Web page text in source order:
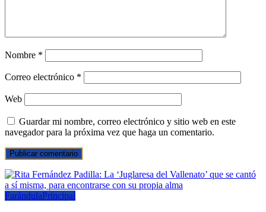
Nombre *
Correo electrónico *
Web
Guardar mi nombre, correo electrónico y sitio web en este
navegador para la próxima vez que haga un comentario.
FarándulaPrincipal